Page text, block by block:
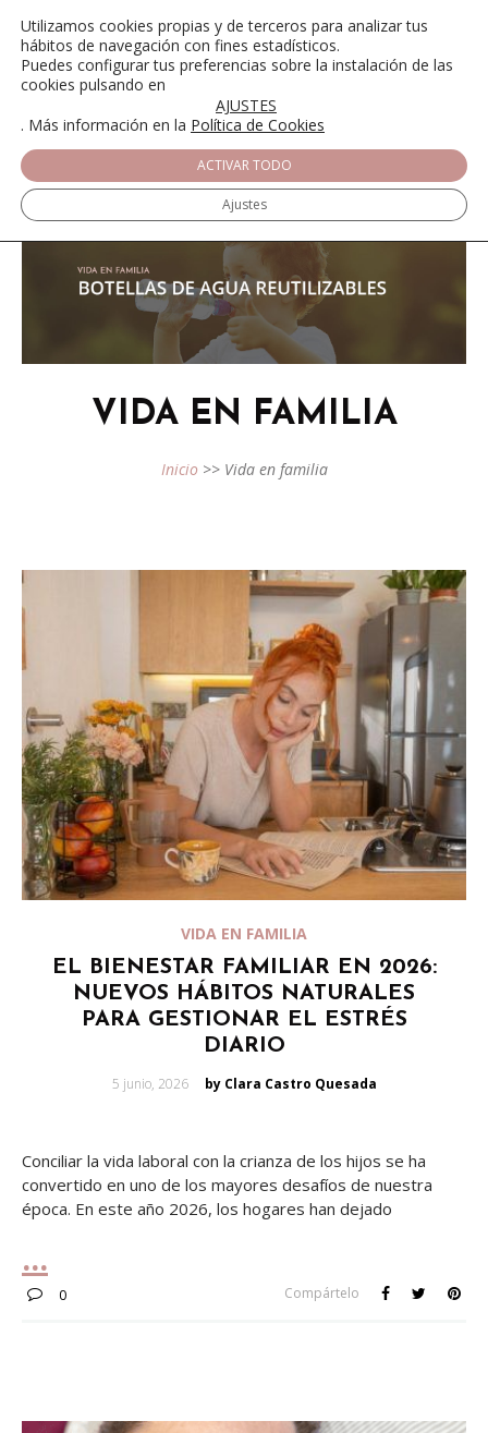
VIDA EN FAMILIA
Inicio >> Vida en familia
VIDA EN FAMILIA
EL BIENESTAR FAMILIAR EN 2026:
NUEVOS HÁBITOS NATURALES
PARA GESTIONAR EL ESTRÉS
DIARIO
Posted
on
5 junio, 2026 by Clara Castro Quesada
Conciliar la vida laboral con la crianza de los hijos se ha
convertido en uno de los mayores desafíos de nuestra
época. En este año 2026, los hogares han dejado
0 Compártelo
Utilizamos cookies propias y de terceros para analizar tus
hábitos de navegación con fines estadísticos.
Puedes configurar tus preferencias sobre la instalación de las
cookies pulsando en
AJUSTES
. Más información en la Política de Cookies
ACTIVAR TODO
Ajustes